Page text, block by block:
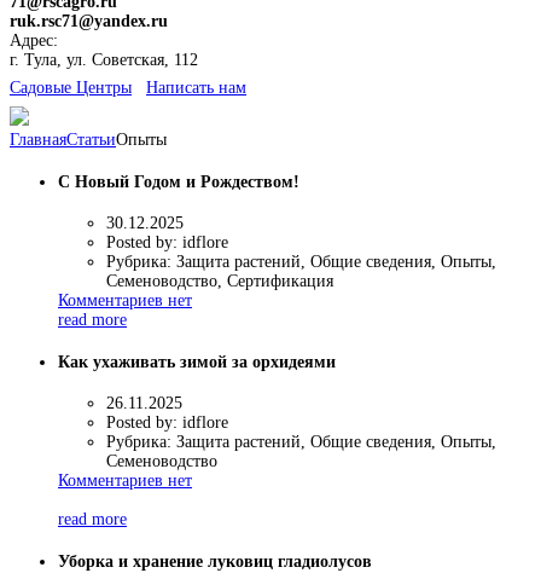
ruk.rsc71@yandex.ru
Адрес:
г. Тула, ул. Советская, 112
Cадовые Центры
Написать нам
ГлавнаяСтатьиОпыты
C Новый Годом и Рождеством!
30.12.2025
Posted by: idflore
Рубрика: Защита растений, Общие сведения, Опыты,
Семеноводство, Сертификация
Комментариев нет
read more
Как ухаживать зимой за орхидеями
26.11.2025
Posted by: idflore
Рубрика: Защита растений, Общие сведения, Опыты,
Семеноводство
Комментариев нет
read more
Уборка и хранение луковиц гладиолусов